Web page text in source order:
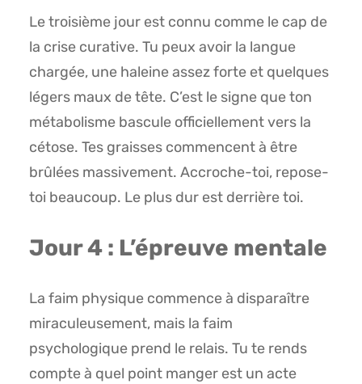
Le troisième jour est connu comme le cap de
la crise curative. Tu peux avoir la langue
chargée, une haleine assez forte et quelques
légers maux de tête. C’est le signe que ton
métabolisme bascule officiellement vers la
cétose. Tes graisses commencent à être
brûlées massivement. Accroche-toi, repose-
toi beaucoup. Le plus dur est derrière toi.
Jour 4 : L’épreuve mentale
La faim physique commence à disparaître
miraculeusement, mais la faim
psychologique prend le relais. Tu te rends
compte à quel point manger est un acte